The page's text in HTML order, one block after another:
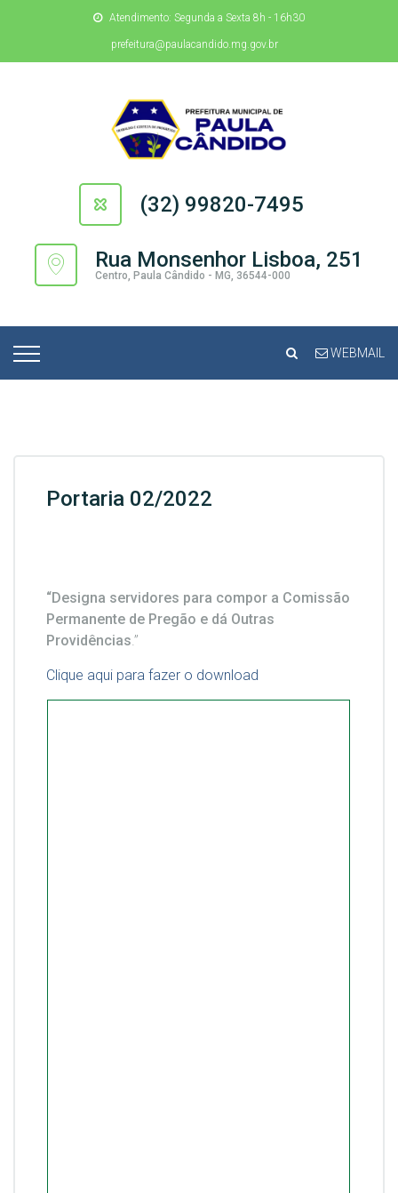
Atendimento: Segunda a Sexta 8h - 16h30
prefeitura@paulacandido.mg.gov.br
(32) 99820-7495
Rua Monsenhor Lisboa, 251
Centro, Paula Cândido - MG, 36544-000
WEBMAIL
Portaria 02/2022
“Designa servidores para compor a Comissão
Permanente de Pregão e dá Outras
Providências.”
Clique aqui para fazer o download